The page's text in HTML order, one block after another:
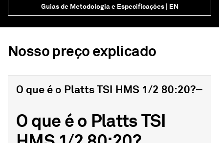
Guias de Metodologia e Especificações | EN
Nosso preço explicado
O que é o Platts TSI HMS 1/2 80:20?
O que é o Platts TSI